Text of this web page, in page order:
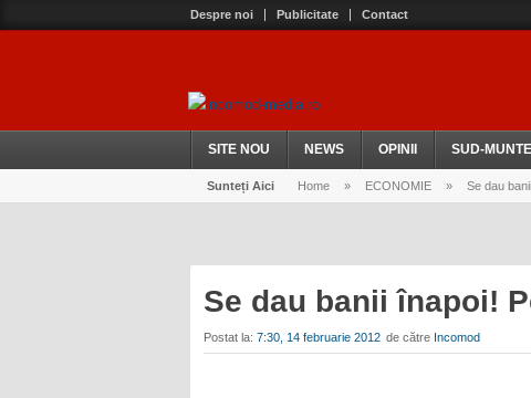
Despre noi Publicitate Contact
SITE NOU NEWS OPINII SUD-
Sunteți Aici Home » ECONOMIE » Se dau
Se dau banii înapoi!
Postat la: 7:30, 14 februarie 2012 de către Incomod